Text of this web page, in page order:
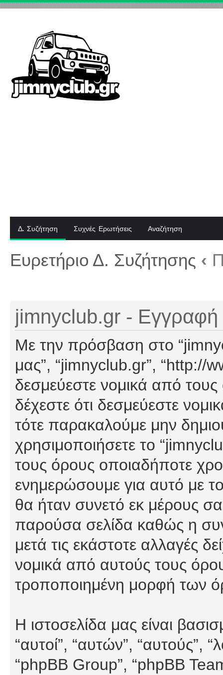
Δ. Συζήτηση Συχνές Ερωτήσεις Αναζήτηση
Ευρετήριο Δ. Συζήτησης ‹
jimnyclub.gr - Εγγραφή
Με την πρόσβαση στο
μας”, “jimnyclub.gr”, “http://
δεσμεύεστε νομικά από
δέχεστε ότι δεσμεύεστε
τότε παρακαλούμε μην
χρησιμοποιήσετε το
τους όρους οποιαδήποτε
ενημερώσουμε για αυτό με
θα ήταν συνετό εκ μέρους
παρούσα σελίδα καθώς η
μετά τις εκάστοτε αλλαγές
νομικά από αυτούς τους
τροποποιημένη μορφή των
Η ιστοσελίδα μας είναι
“αυτοί”, “αυτών”, “αυτούς”,
“phpBB Group”, “phpBB